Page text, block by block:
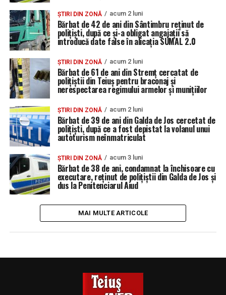
ȘTIRI DIN ZONĂ acum 2 luni
Bărbat de 42 de ani din Sântimbru reținut de
polițiști, după ce și-a obligat angajații să
introducă date false în alicația SUMAL 2.0
ȘTIRI DIN ZONĂ acum 2 luni
Bărbat de 61 de ani din Stremț cercatat de
polițiștii din Teiuș pentru braconaj și
nerespectarea regimului armelor și munițiilor
ȘTIRI DIN ZONĂ acum 2 luni
Bărbat de 39 de ani din Galda de Jos cercetat de
polițiști, după ce a fost depistat la volanul unui
autoturism neînmatriculat
ȘTIRI DIN ZONĂ acum 3 luni
Bărbat de 38 de ani, condamnat la închisoare cu
executare, reținut de polițiștii din Galda de Jos și
dus la Penitenciarul Aiud
MAI MULTE ARTICOLE